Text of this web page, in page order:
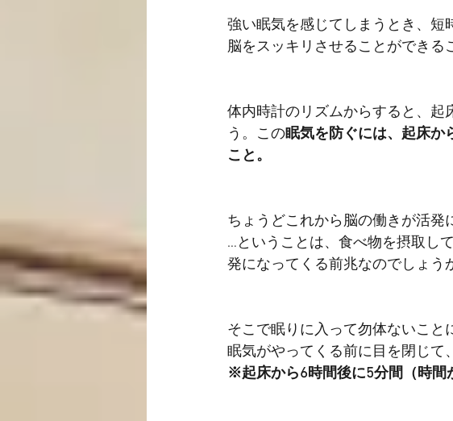
強い眠気を感じてしまうとき、短
脳をスッキリさせることができる
体内時計のリズムからすると、起
う。この眠気を防ぐには、起床か
こと。
ちょうどこれから脳の働きが活発
…ということは、食べ物を摂取し
発になってくる前兆なのでしょう
そこで眠りに入って勿体ないこと
眠気がやってくる前に目を閉じて
※起床から6時間後に5分間（時間